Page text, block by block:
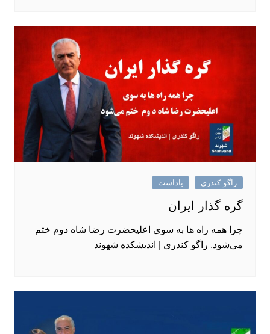
راگو کندری یاداشت
گره گذار ایران
چرا همه راه ‌ها به سوی اعلیحضرت رضا شاه دوم ختم
می‌شود. راگو کندری | اندیشکده شهوند